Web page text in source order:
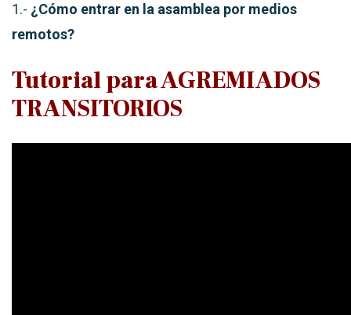
1.- ¿Cómo entrar en la asamblea por medios
remotos?
Tutorial para AGREMIADOS
TRANSITORIOS